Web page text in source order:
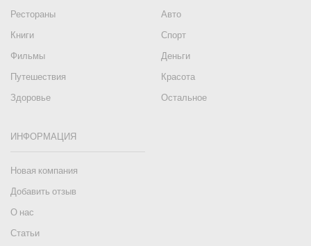
Рестораны
Авто
Книги
Спорт
Фильмы
Деньги
Путешествия
Красота
Здоровье
Остальное
ИНФОРМАЦИЯ
Новая компания
Добавить отзыв
О нас
Статьи